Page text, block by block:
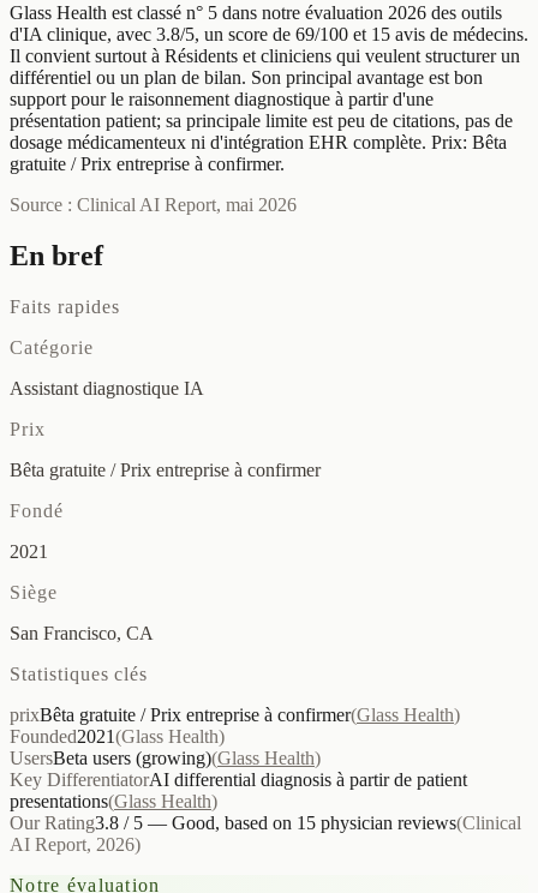
Glass Health est classé n° 5 dans notre évaluation 2026 des outils
d'IA clinique, avec 3.8/5, un score de 69/100 et 15 avis de médecins.
Il convient surtout à Résidents et cliniciens qui veulent structurer un
différentiel ou un plan de bilan. Son principal avantage est bon
support pour le raisonnement diagnostique à partir d'une
présentation patient; sa principale limite est peu de citations, pas de
dosage médicamenteux ni d'intégration EHR complète. Prix: Bêta
gratuite / Prix entreprise à confirmer.
Source : Clinical AI Report, mai 2026
En bref
Faits rapides
Catégorie
Assistant diagnostique IA
Prix
Bêta gratuite / Prix entreprise à confirmer
Fondé
2021
Siège
San Francisco, CA
Statistiques clés
prixBêta gratuite / Prix entreprise à confirmer(Glass Health)
Founded2021(Glass Health)
UsersBeta users (growing)(Glass Health)
Key DifferentiatorAI differential diagnosis à partir de patient
presentations(Glass Health)
Our Rating3.8 / 5 — Good, based on 15 physician reviews(Clinical
AI Report, 2026)
Notre évaluation